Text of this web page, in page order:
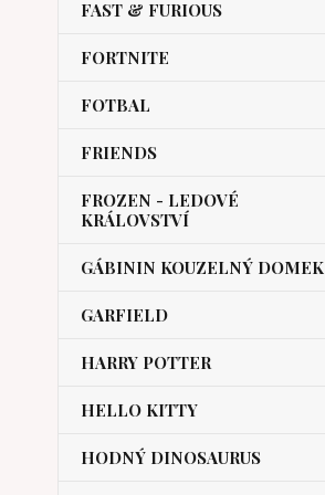
FAST & FURIOUS
FORTNITE
FOTBAL
FRIENDS
FROZEN - LEDOVÉ
KRÁLOVSTVÍ
GÁBININ KOUZELNÝ DOMEK
GARFIELD
HARRY POTTER
HELLO KITTY
HODNÝ DINOSAURUS